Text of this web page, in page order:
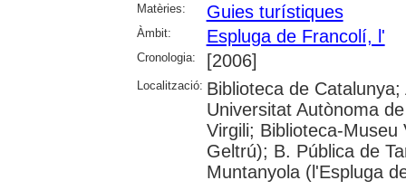
Matèries: Guies turístiques
Àmbit: Espluga de Francolí, l'
Cronologia: [2006]
Localització: Biblioteca de
Universitat Autònoma
Virgili; Biblioteca-
Geltrú); B. Pública de
Muntanyola (l'Espluga